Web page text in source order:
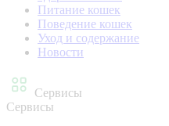
Питание кошек
Поведение кошек
Уход и содержание
Новости
Сервисы
Сервисы